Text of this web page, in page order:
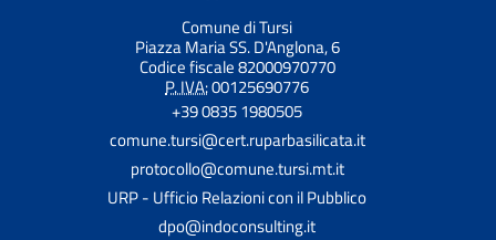
Comune di Tursi
Piazza Maria SS. D'Anglona, 6
Codice fiscale 82000970770
P. IVA:00125690776
+39 0835 1980505
comune.tursi@cert.ruparbasilicata.it
protocollo@comune.tursi.mt.it
URP - Ufficio Relazioni con il Pubblico
dpo@indoconsulting.it